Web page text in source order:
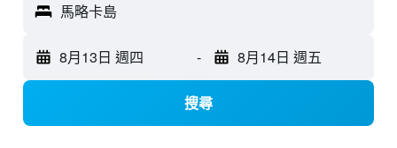
馬略卡島
8月13日 週四 - 8月14日 週五
搜尋